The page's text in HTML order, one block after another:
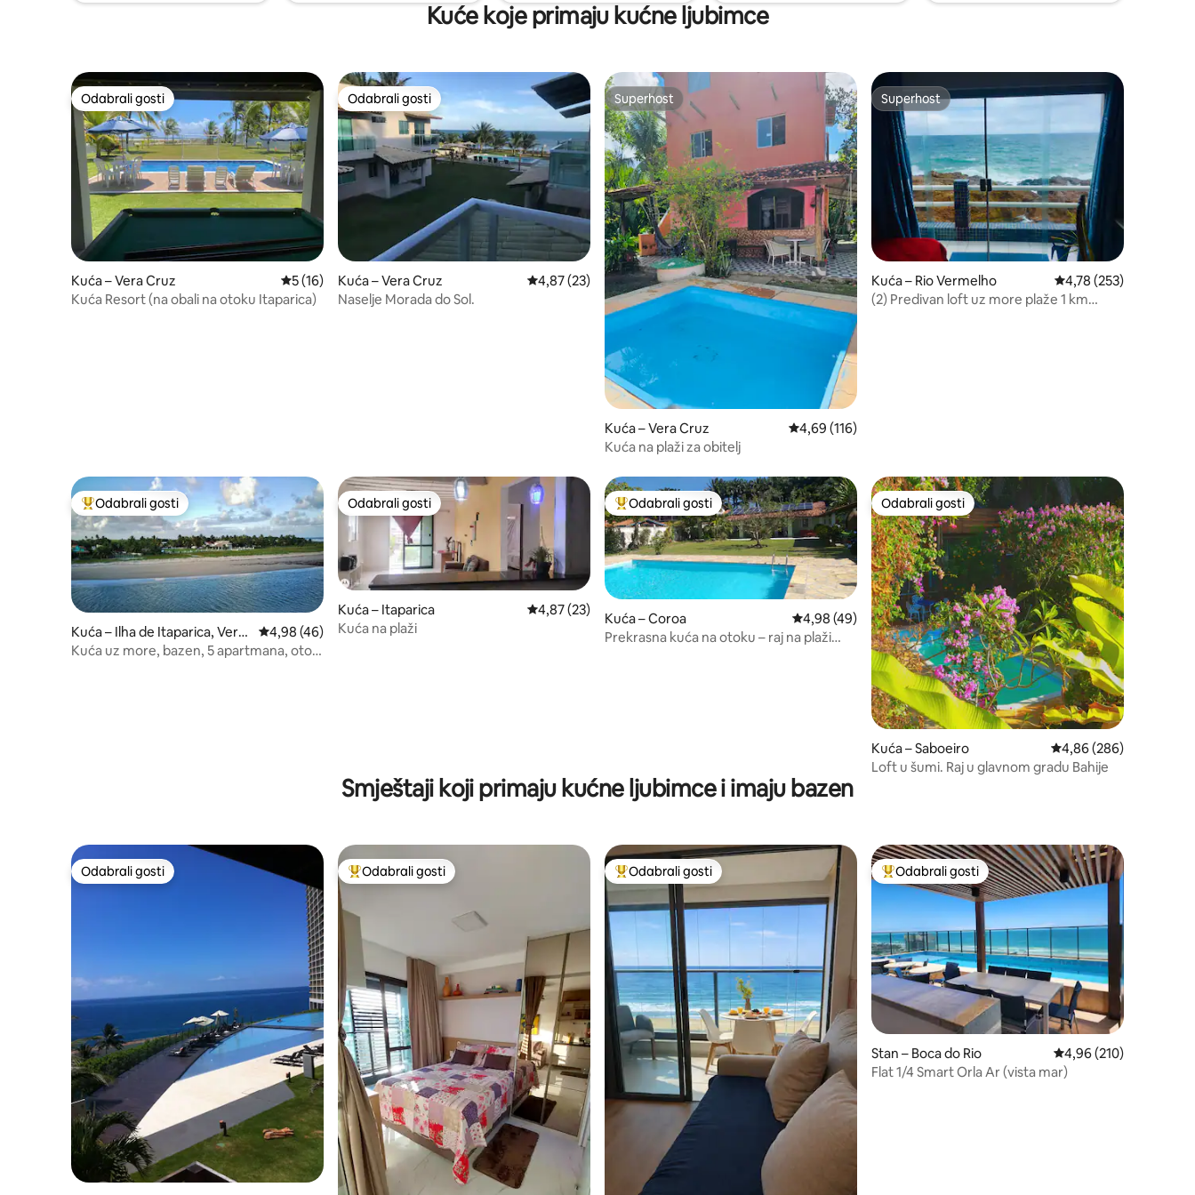
Pregos
Kuće koje primaju kućne ljubimce
Odabrali gosti
Odabrali gosti
Kuća – Vera Cruz Prosječna ocjena: 5/5, recenzija: 16
5 (16)
Kuća Resort (na obali na otoku Itaparica)
Odabrali gosti
Odabrali gosti
Kuća – Vera Cruz Prosječna ocjena: 4,87/5, recenzija: 23
4,87 (23)
Naselje Morada do Sol.
Superhost
Superhost
Kuća – Vera Cruz Prosječna ocjena: 4,69/5, recenzija: 116
4,69 (116)
Kuća na plaži za obitelj
Superhost
Superhost
Kuća – Rio Vermelho Prosječna ocjena:
4,78 (253)
(2) Predivan loft uz more plaže 1 km
Među najviše rangiranima s oznakom „Odabrali gosti”
Odabrali gosti
Kuća – Ilha de Itaparica, Vera
Cruz
Prosječna ocjena: 4,98/5, recenzija: 46
4,98 (46)
Kuća uz more, bazen, 5 apartmana, otok
Odabrali gosti
Odabrali gosti
Kuća – Itaparica Prosječna ocjena: 4,87/5, recenzija: 23
4,87 (23)
Kuća na plaži
Među najviše rangiranima s oznakom „Odabrali gosti”
Odabrali gosti
Kuća – Coroa Prosječna ocjena: 4,98/5, recenzija: 49
4,98 (49)
Prekrasna kuća na otoku – raj na plaži
Odabrali gosti
Odabrali gosti
Kuća – Saboeiro Prosječna ocjena:
4,86 (286)
Loft u šumi. Raj u glavnom gradu Bahije
Smještaji koji primaju kućne ljubimce i imaju bazen
Odabrali gosti
Odabrali gosti Među najviše rangiranima s oznakom „Odabrali gosti”
Odabrali gosti Među najviše rangiranima s oznakom „Odabrali gosti”
Odabrali gosti Među najviše rangiranima s oznakom „Odabrali gosti”
Odabrali gosti
Stan – Boca do Rio Prosječna ocjena:
4,96 (210)
Flat 1/4 Smart Orla Ar (vista mar)